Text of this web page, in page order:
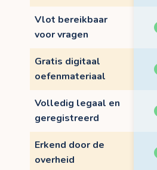
Vlot bereikbaar
voor vragen
Gratis digitaal
oefenmateriaal
Volledig legaal en
geregistreerd
Erkend door de
overheid